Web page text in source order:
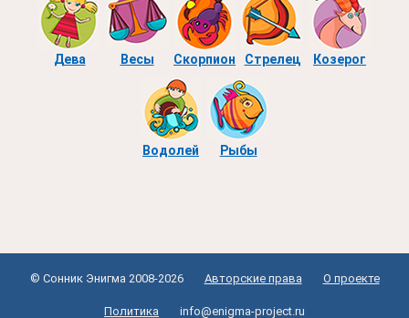
Дева Весы Скорпион Стрелец Козерог
Водолей Рыбы
© Сонник Энигма 2008-2026 Авторские права О проекте
Политика info@enigma-project.ru